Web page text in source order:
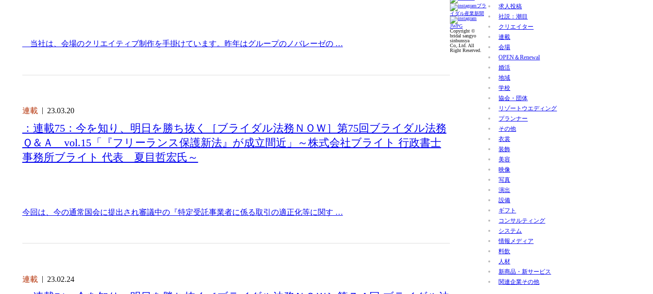
当社は、会場のクリエイティブ制作を手掛けています。昨年はグループのノバレーゼの …
連載 23.03.20
：連載75：今を知り、明日を勝ち抜く［ブライダル法務ＮＯＷ］第75回ブライダル法務
Ｑ＆Ａ vol.15「『フリーランス保護新法』が成立間近」～株式会社ブライト 行政書士
事務所ブライト 代表 夏目哲宏氏～
今回は、今の通常国会に提出され審議中の『特定受託事業者に係る取引の適正化等に関す …
連載 23.02.24
求人投稿
社説：潮目
クリエイター
連載
会場
OPEN＆Renewal
婚活
地域
学校
協会・団体
リゾートウエディング
プランナー
その他
衣裳
装飾
美容
映像
写真
演出
設備
ギフト
コンサルティング
システム
情報メディア
料飲
人材
新商品・新サービス
関連企業その他
ブラ
イダル産業新聞
JWPG
Copyright ©
bridal sangyo
sinbunsya
Co,.Ltd. All
Right Reserved.